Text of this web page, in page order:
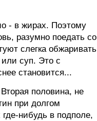
- в жирах. Поэтому
разумно поедать со
слегка обжаривать
суп. Это с
становится...
половина, не
при долгом
нибудь в подполе,